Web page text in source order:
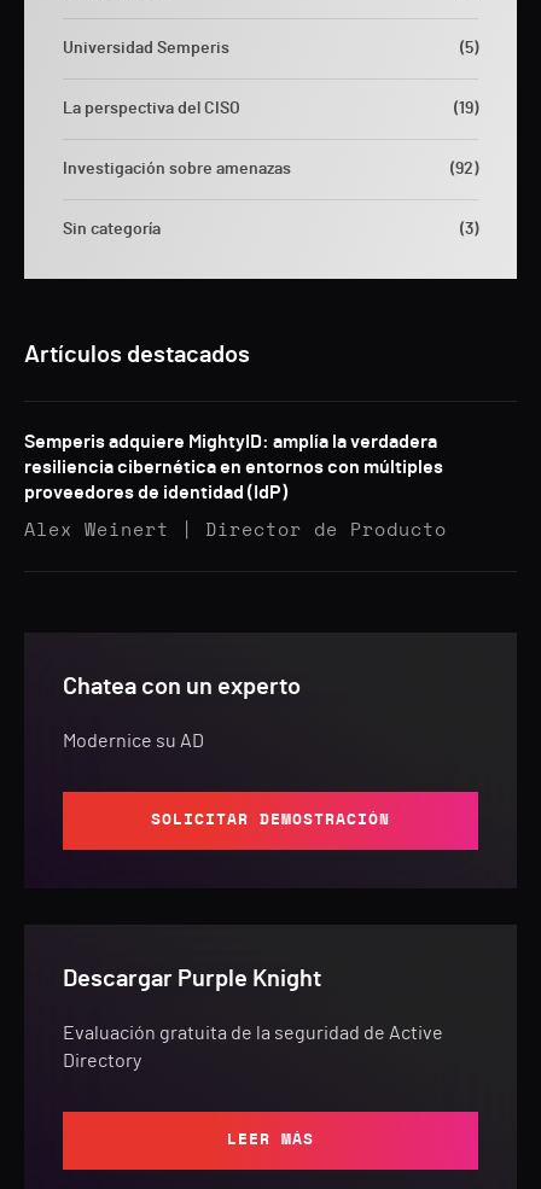
Universidad Semperis (5)
La perspectiva del CISO (19)
Investigación sobre amenazas (92)
Sin categoría (3)
Artículos destacados
Semperis adquiere MightyID: amplía la verdadera
resiliencia cibernética en entornos con múltiples
proveedores de identidad (IdP)
Alex Weinert | Director de Producto
Chatea con un experto
Modernice su AD
SOLICITAR DEMOSTRACIÓN
Descargar Purple Knight
Evaluación gratuita de la seguridad de Active
Directory
LEER MÁS